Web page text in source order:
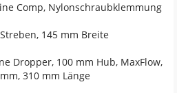
Comp, Nylonschraubklemmung
145 mm Breite
Dropper, 100 mm Hub, MaxFlow,
310 mm Länge